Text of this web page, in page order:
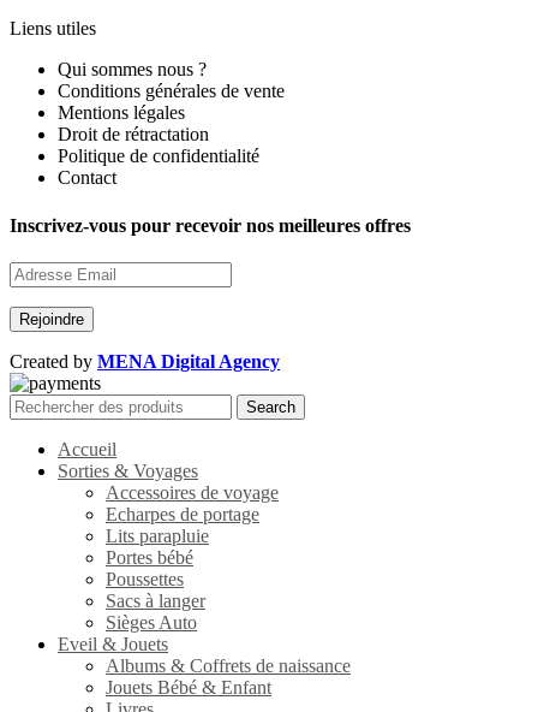
Liens utiles
Qui sommes nous ?
Conditions générales de vente
Mentions légales
Droit de rétractation
Politique de confidentialité
Contact
Inscrivez-vous pour recevoir nos meilleures offres
Created by MENA Digital Agency
Search
Accueil
Sorties & Voyages
Accessoires de voyage
Echarpes de portage
Lits parapluie
Portes bébé
Poussettes
Sacs à langer
Sièges Auto
Eveil & Jouets
Albums & Coffrets de naissance
Jouets Bébé & Enfant